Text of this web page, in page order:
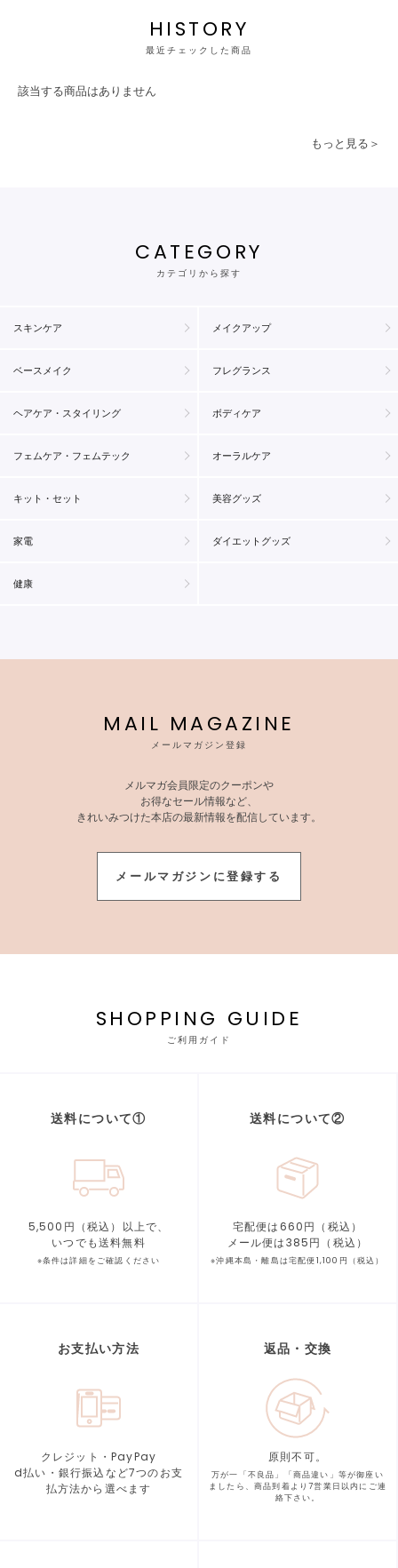
HISTORY
最近チェックした商品
該当する商品はありません
もっと見る＞
CATEGORY
カテゴリから探す
スキンケア メイクアップ
ベースメイク フレグランス
ヘアケア・スタイリング ボディケア
フェムケア・フェムテック オーラルケア
キット・セット 美容グッズ
家電 ダイエットグッズ
健康
MAIL MAGAZINE
メールマガジン登録
メルマガ会員限定のクーポンや
お得なセール情報など、
きれいみつけた本店の最新情報を配信しています。
メールマガジンに登録する
SHOPPING GUIDE
ご利用ガイド
送料について①
5,500円（税込）以上で、
いつでも送料無料
※条件は詳細をご確認ください
送料について②
宅配便は660円（税込）
メール便は385円（税込）
※沖縄本島・離島は宅配便1,100円（税込）
お支払い方法
クレジット・PayPay
d払い・銀行振込など7つのお支
払方法から選べます
返品・交換
原則不可。
万が一「不良品」「商品違い」等が御座い
ましたら、商品到着より7営業日以内にご連
絡下さい。